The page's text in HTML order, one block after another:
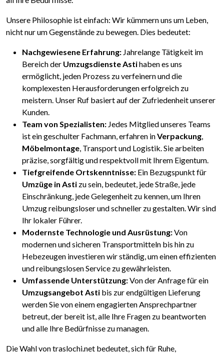
Unsere Philosophie ist einfach: Wir kümmern uns um Leben,
nicht nur um Gegenstände zu bewegen. Dies bedeutet:
Nachgewiesene Erfahrung: Jahrelange Tätigkeit im
Bereich der Umzugsdienste Astihaben es uns
ermöglicht, jeden Prozess zu verfeinern und die
komplexesten Herausforderungen erfolgreich zu
meistern. Unser Ruf basiert auf der Zufriedenheit unserer
Kunden.
Team von Spezialisten: Jedes Mitglied unseres Teams
ist ein geschulter Fachmann, erfahren inVerpackung,
Möbelmontage, Transport und Logistik. Sie arbeiten
präzise, sorgfältig und respektvoll mit Ihrem Eigentum.
Tiefgreifende Ortskenntnisse: Ein Bezugspunkt für
Umzüge in Asti zu sein, bedeutet, jede Straße, jede
Einschränkung, jede Gelegenheit zu kennen, um Ihren
Umzug reibungsloser und schneller zu gestalten. Wir sind
Ihr lokaler Führer.
Modernste Technologie und Ausrüstung:Von
modernen und sicheren Transportmitteln bis hin zu
Hebezeugen investieren wir ständig, um einen effizienten
und reibungslosen Service zu gewährleisten.
Umfassende Unterstützung:Von der Anfrage für ein
Umzugsangebot Asti bis zur endgültigen Lieferung
werden Sie von einem engagierten Ansprechpartner
betreut, der bereit ist, alle Ihre Fragen zu beantworten
und alle Ihre Bedürfnisse zu managen.
Die Wahl von traslochi.net bedeutet, sich für Ruhe,